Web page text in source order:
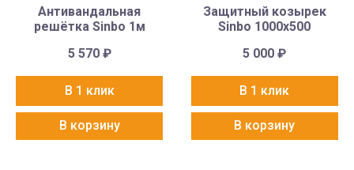
Антивандальная
решётка Sinbo 1м
5 570 ₽
В 1 клик
В корзину
Защитный козырек
Sinbo 1000х500
5 000₽
В 1 клик
В корзину